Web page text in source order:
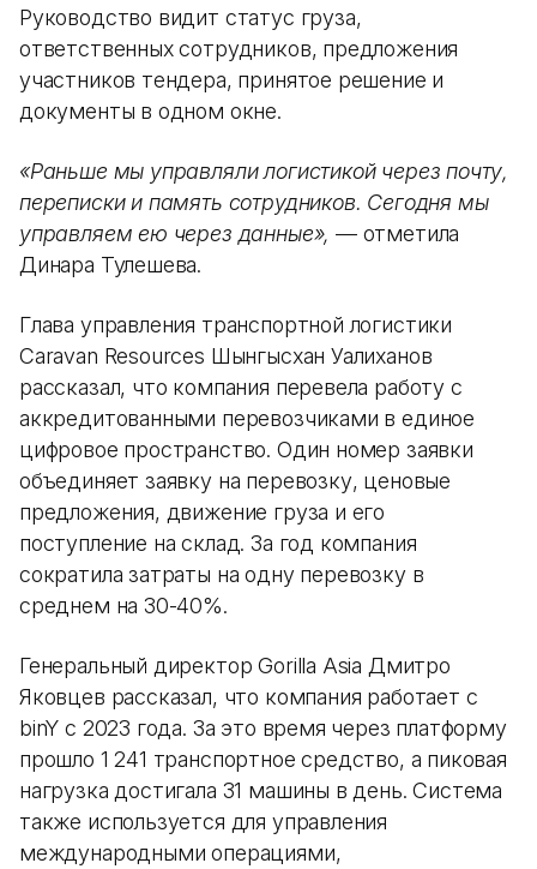
Руководство видит статус груза,
ответственных сотрудников, предложения
участников тендера, принятое решение и
документы в одном окне.
«Раньше мы управляли логистикой через почту,
переписки и память сотрудников. Сегодня мы
управляем ею через данные», — отметила
Динара Тулешева.
Глава управления транспортной логистики
Caravan Resources Шынгысхан Уалиханов
рассказал, что компания перевела работу с
аккредитованными перевозчиками в единое
цифровое пространство. Один номер заявки
объединяет заявку на перевозку, ценовые
предложения, движение груза и его
поступление на склад. За год компания
сократила затраты на одну перевозку в
среднем на 30-40%.
Генеральный директор Gorilla Asia Дмитро
Яковцев рассказал, что компания работает с
binY с 2023 года. За это время через платформу
прошло 1 241 транспортное средство, а пиковая
нагрузка достигала 31 машины в день. Система
также используется для управления
международными операциями,